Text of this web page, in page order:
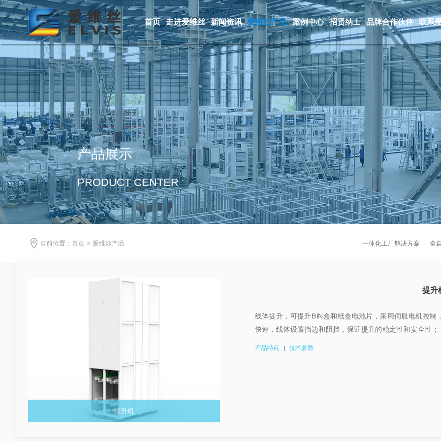
首页 走进爱维丝 新闻资讯 爱维丝产品 案例中心 招贤纳士 品牌合作伙伴 联系
产品展示
PRODUCT CENTER
当前位置： 首页 > 爱维丝产品 一体化工厂解决方案 全
提升机
提升
线体提升，可提升BIN盒和纸盒电池片，采用伺服电机控
快速，线体设置挡边和阻挡，保证提升的稳定性和安全性；
产品特点 | 技术参数